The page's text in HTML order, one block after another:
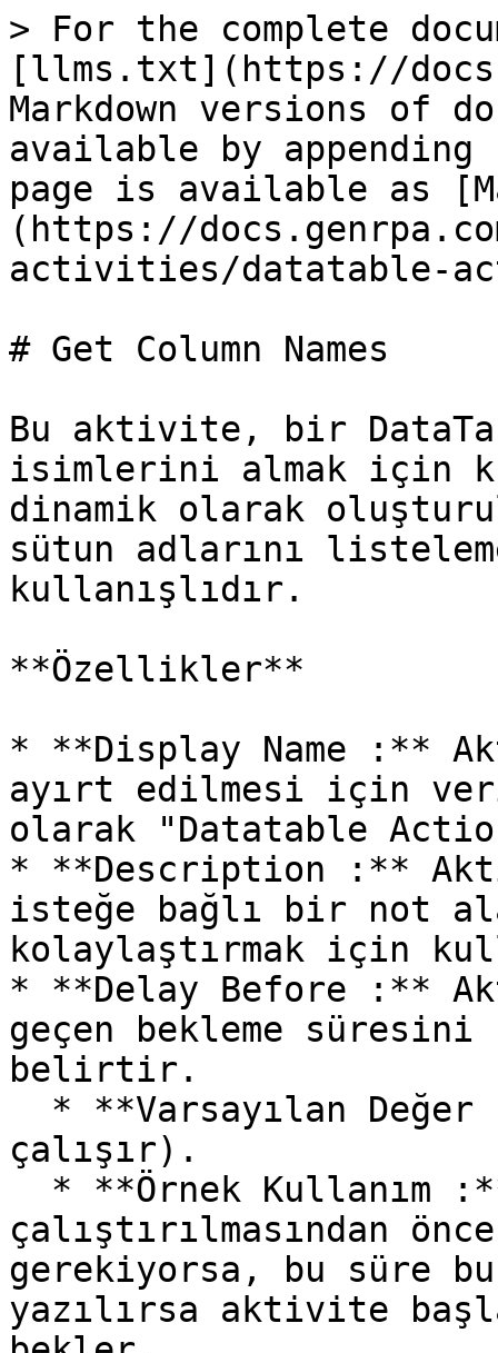
> For the complete
[llms.txt](https://
Markdown versions of
available by
page is available as
(https://
activities/datatable-
# Get Column Names
Bu aktivite, bir
isimlerini almak için
dinamik olarak
sütun adlarını
kullanışlıdır.
**Özellikler**
* **Display Name :**
ayırt edilmesi için
olarak "Datatable
* **Description :**
isteğe bağlı bir not
kolaylaştırmak için
* **Delay Before :**
geçen bekleme
belirtir.
çalışır).
çalıştırılmasından
gerekiyorsa, bu süre
yazılırsa aktivite